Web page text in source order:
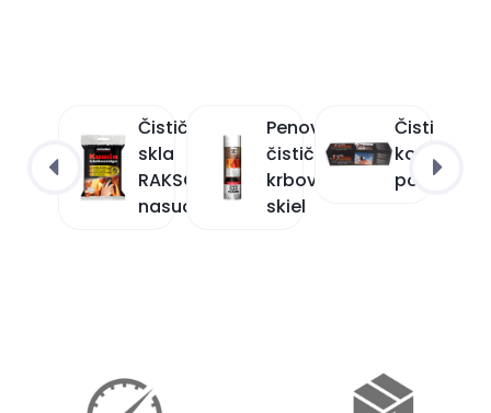
Výhodná
ponuka
Čistič
skla
RAKSO
nasucho
Penový
čistič
krbových
skiel
Čistič
komína
poleno